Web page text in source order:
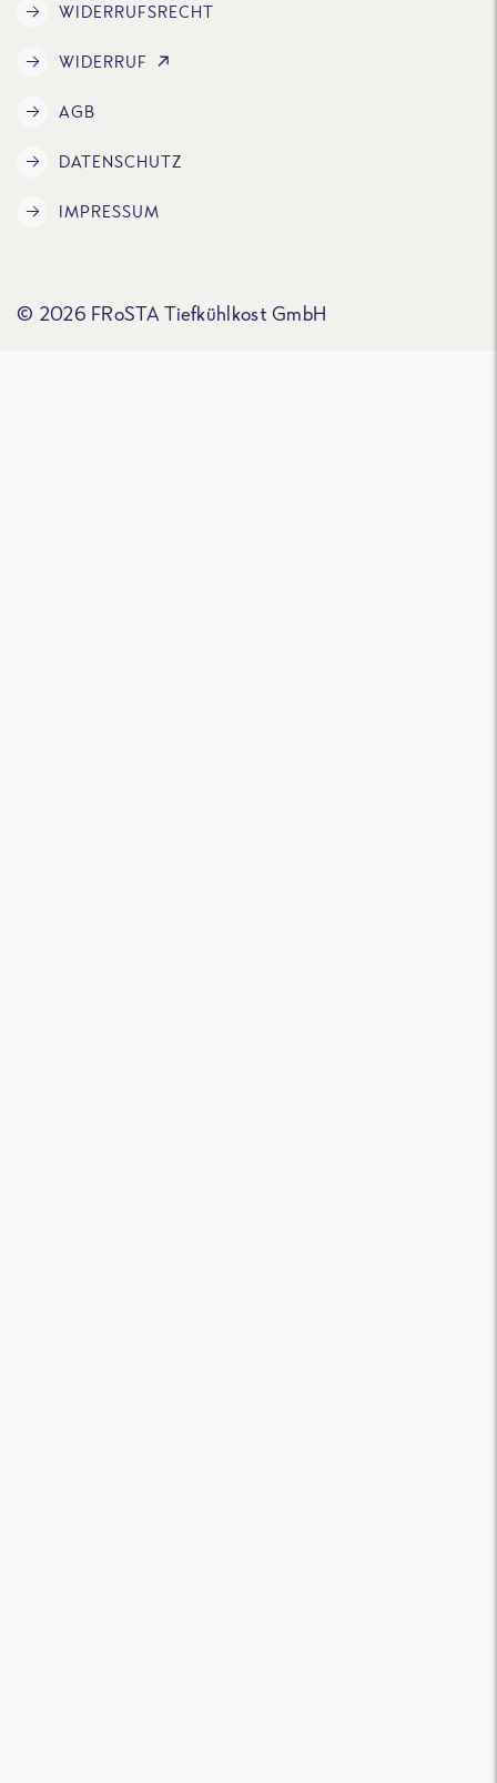
WIDERRUFSRECHT
WIDERRUF
AGB
DATENSCHUTZ
IMPRESSUM
© 2026 FRoSTA Tiefkühlkost GmbH